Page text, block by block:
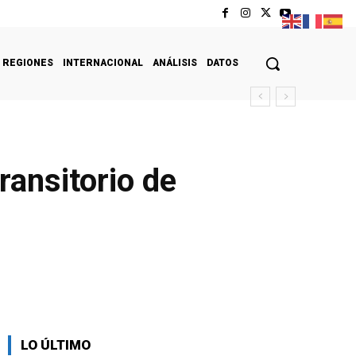
REGIONES INTERNACIONAL ANÁLISIS DATOS
de
LO ÚLTIMO